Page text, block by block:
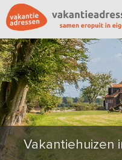
Vakantiehuizen